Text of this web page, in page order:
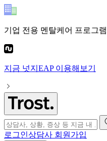
기업 전용 멘탈케어 프로그램
지금 넛지EAP이용해보기
로그인상담사 회원가입